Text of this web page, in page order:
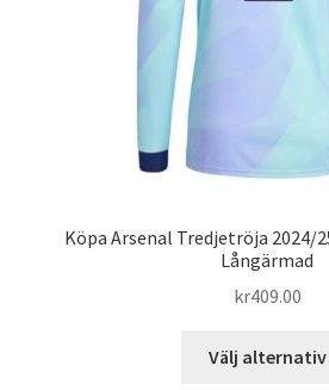
Köpa Arsenal Tredjetröja 2024/
Långärmad
kr409.00
Välj alternativ